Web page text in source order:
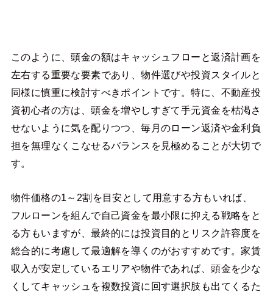
このように、頭金の額はキャッシュフローと返済計画を
左右する重要な要素であり、物件選びや投資スタイルと
同様に慎重に検討すべきポイントです。特に、不動産投
資初心者の方は、頭金を増やしすぎて手元資金を枯渇さ
せないように気を配りつつ、毎月のローン返済や金利負
担を無理なくこなせるバランスを見極めることが大切で
す。
物件価格の1～2割を目安として用意する方もいれば、
フルローンを組んで自己資金を最小限に抑える戦略をと
る方もいますが、最終的には投資目的とリスク許容度を
総合的に考慮して最適解を導くのがおすすめです。家賃
収入が安定しているエリアや物件であれば、頭金を少な
くしてキャッシュを複数投資に回す選択肢も出てくるた